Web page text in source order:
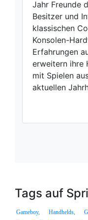
Jahr Freunde
Besitzer und
klassischen
Konsolen-
Erfahrungen
erweitern ihre
mit Spielen
aktuellen
Tags auf
Gameboy, Handhelds,